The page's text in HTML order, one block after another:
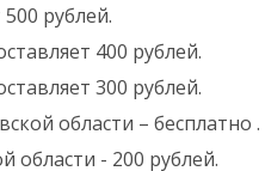
рублей.
400 рублей.
300 рублей.
области – бесплатно .
области - 200 рублей.